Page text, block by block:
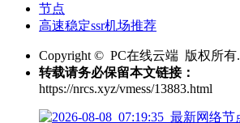
节点
高速稳定ssr机场推荐
Copyright © PC在线云端 版权所有.
转载请务必保留本文链接：
https://nrcs.xyz/vmess/13883.html